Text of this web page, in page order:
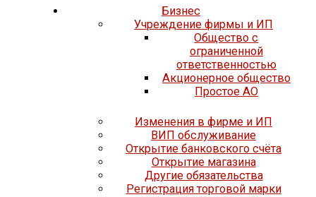
Бизнес
Учреждение фирмы и ИП
Общество с
ограниченной
ответственностью
Акционерное общество
Простое АО
Изменения в фирме и ИП
ВИП обслуживание
Открытие банковского счёта
Открытие магазина
Другие обязательства
Регистрация торговой марки